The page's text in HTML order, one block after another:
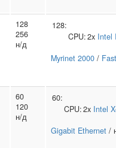
128
256
н/д
128:
CPU:2x Intel
Myrinet 2000 /
60
120
н/д
60:
CPU:2x Intel
Gigabit Ethernet /